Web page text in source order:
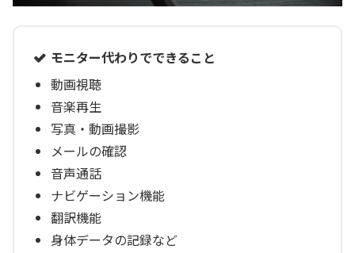
モニター代わりでできること
動画視聴
音楽再生
写真・動画撮影
メールの確認
音声通話
ナビゲーション機能
翻訳機能
身体データの記録など